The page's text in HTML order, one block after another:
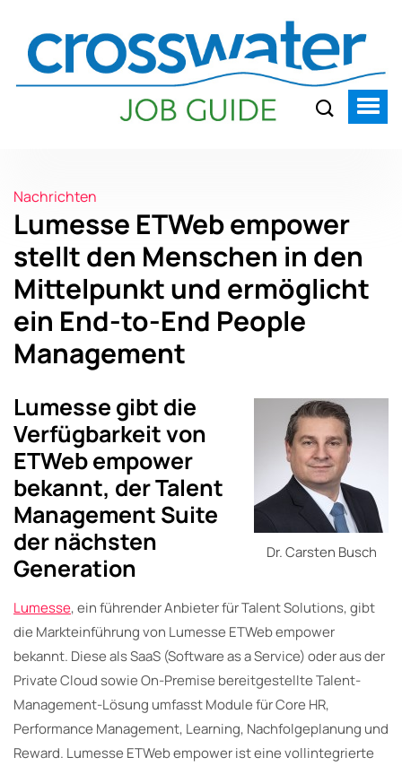
Nachrichten
Lumesse ETWeb empower
stellt den Menschen in den
Mittelpunkt und ermöglicht
ein End-to-End People
Management
Dr. Carsten Busch
Lumesse gibt die
Verfügbarkeit von
ETWeb empower
bekannt, der Talent
Management Suite
der nächsten
Generation
Lumesse, ein führender Anbieter für Talent Solutions, gibt
die Markteinführung von Lumesse ETWeb empower
bekannt. Diese als SaaS (Software as a Service) oder aus der
Private Cloud sowie On-Premise bereitgestellte Talent-
Management-Lösung umfasst Module für Core HR,
Performance Management, Learning, Nachfolgeplanung und
Reward. Lumesse ETWeb empower ist eine vollintegrierte